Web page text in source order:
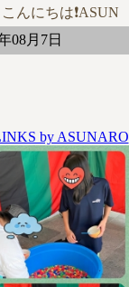
こんにちは❗ASUN
08月7日
by ASUNARO